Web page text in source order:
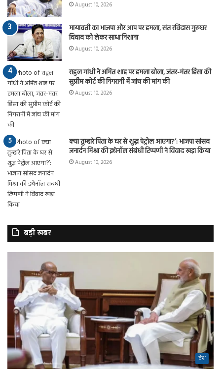
August 10, 2026
मायावती का भाजपा और आप पर हमला, संत रविदास गुरुघर
विवाद को लेकर साधा निशाना
August 10, 2026
राहुल गांधी ने अमित शाह पर हमला बोला, जंतर-मंतर हिंसा की
सुप्रीम कोर्ट की निगरानी में जांच की मांग की
August 10, 2026
क्या तुम्हारे पिता के घर से शुद्ध पेट्रोल आएगा?’: भाजपा सांसद
जनार्दन मिश्रा की इथेनॉल संबंधी टिप्पणी ने विवाद खड़ा किया
August 10, 2026
बड़ी खबर
देश